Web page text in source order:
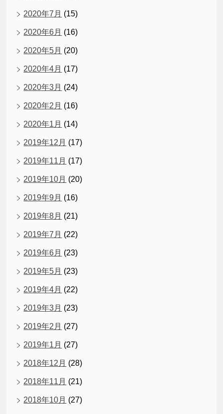
2020年7月 (15)
2020年6月 (16)
2020年5月 (20)
2020年4月 (17)
2020年3月 (24)
2020年2月 (16)
2020年1月 (14)
2019年12月 (17)
2019年11月 (17)
2019年10月 (20)
2019年9月 (16)
2019年8月 (21)
2019年7月 (22)
2019年6月 (23)
2019年5月 (23)
2019年4月 (22)
2019年3月 (23)
2019年2月 (27)
2019年1月 (27)
2018年12月 (28)
2018年11月 (21)
2018年10月 (27)